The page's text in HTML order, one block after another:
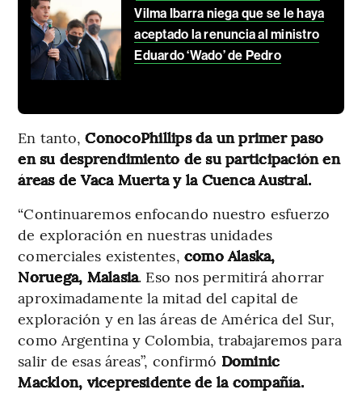
Vilma Ibarra niega que se le haya
aceptado la renuncia al ministro
Eduardo ‘Wado’ de Pedro
En tanto,ConocoPhillips da un primer paso
en su desprendimiento de su participación en
áreas de Vaca Muerta y la Cuenca Austral.
“Continuaremos enfocando nuestro esfuerzo
de exploración en nuestras unidades
comerciales existentes, como Alaska,
Noruega, Malasia. Eso nos permitirá ahorrar
aproximadamente la mitad del capital de
exploración y en las áreas de América del Sur,
como Argentina y Colombia, trabajaremos para
salir de esas áreas”, confirmó Dominic
Macklon, vicepresidente de la compañía.